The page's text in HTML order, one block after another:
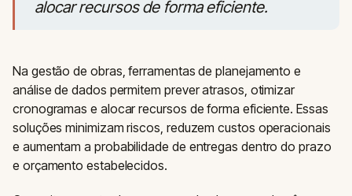
alocar recursos de forma eficiente.
Na gestão de obras, ferramentas de planejamento e
análise de dados permitem prever atrasos, otimizar
cronogramas e alocar recursos de forma eficiente. Essas
soluções minimizam riscos, reduzem custos operacionais
e aumentam a probabilidade de entregas dentro do prazo
e orçamento estabelecidos.